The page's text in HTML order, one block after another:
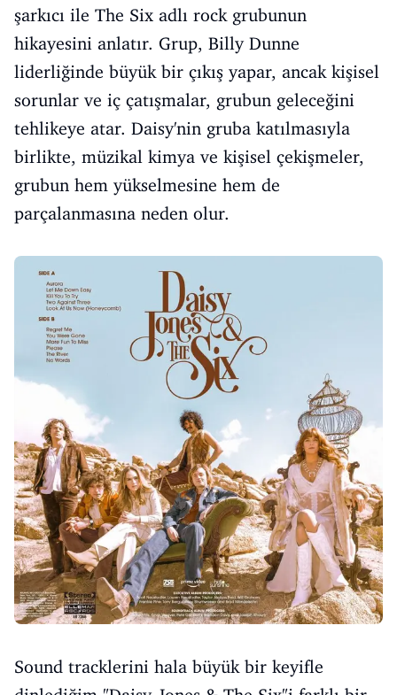
şarkıcı ile The Six adlı rock grubunun
hikayesini anlatır. Grup, Billy Dunne
liderliğinde büyük bir çıkış yapar, ancak kişisel
sorunlar ve iç çatışmalar, grubun geleceğini
tehlikeye atar. Daisy'nin gruba katılmasıyla
birlikte, müzikal kimya ve kişisel çekişmeler,
grubun hem yükselmesine hem de
parçalanmasına neden olur.
Sound tracklerini hala büyük bir keyifle